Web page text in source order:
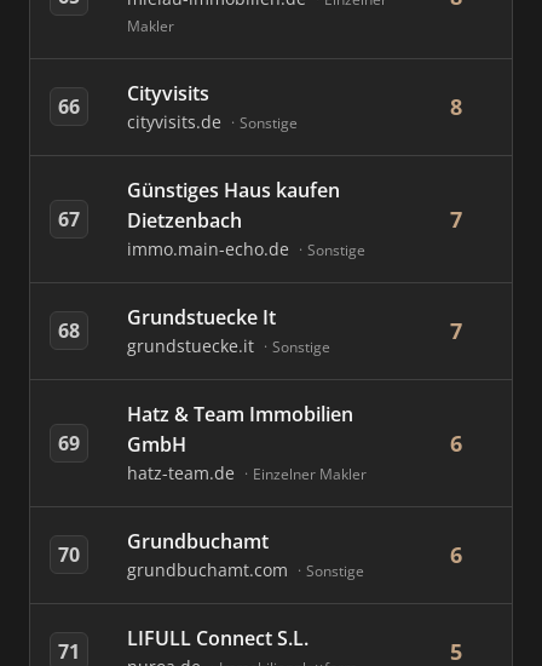
Makler
66 Cityvisits
cityvisits.de Sonstige
8
67
Günstiges Haus kaufen
Dietzenbach
immo.main-echo.de Sonstige
7
68 Grundstuecke It
grundstuecke.it Sonstige
7
69
Hatz & Team Immobilien
GmbH
hatz-team.de Einzelner Makler
6
70 Grundbuchamt
grundbuchamt.com Sonstige
6
71 LIFULL Connect S.L. 5